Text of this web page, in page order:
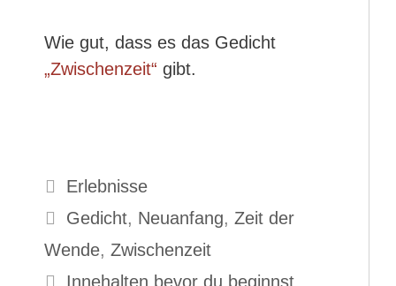
Wie gut, dass es das Gedicht
„Zwischenzeit“ gibt.
Kategorien
Erlebnisse
Schlagwörter
Gedicht, Neuanfang, Zeit der
Wende, Zwischenzeit
Innehalten bevor du beginnst